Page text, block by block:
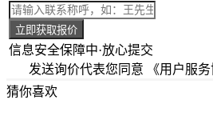
立即获取报价
信息安全保障中·放心提交
发送询价代表您同意 《用户服务
猜你喜欢